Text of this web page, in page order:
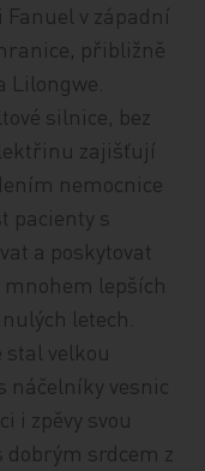
v západní
přibližně
Lilongwe.
silnice, bez
zajišťují
nemocnice
pacienty s
a poskytovat
lepších
letech.
stal velkou
náčelníky vesnic
i zpěvy svou
dobrým srdcem z